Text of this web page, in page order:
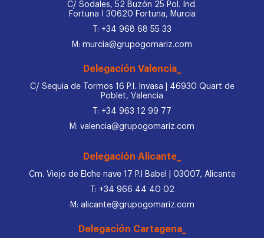
C/ Sodales, 52 Buzón 25 Pol. Ind.
Fortuna I 30620 Fortuna, Murcia
T: +34 968 68 55 33
M: murcia@grupogomariz.com
Delegación Valencia_
C/ Sequia de Tormos 16 P.I. Invasa | 46930 Quart de
Poblet, Valencia
T: +34 963 12 99 77
M: valencia@grupogomariz.com
Delegación Alicante_
Cm. Viejo de Elche nave 17 P.I Babel | 03007, Alicante
T: +34 966 44 40 02
M: alicante@grupogomariz.com
Delegación Cartagena_